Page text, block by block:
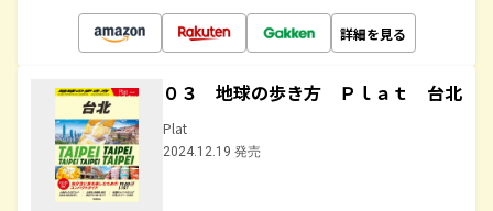
詳細を見る
０３ 地球の歩き方 Ｐｌａｔ 台北
Plat
2024.12.19 発売